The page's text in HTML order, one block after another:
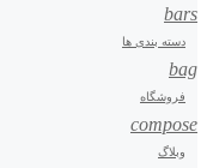
bars
دسته بندی ها
bag
فروشگاه
compose
وبلاگ